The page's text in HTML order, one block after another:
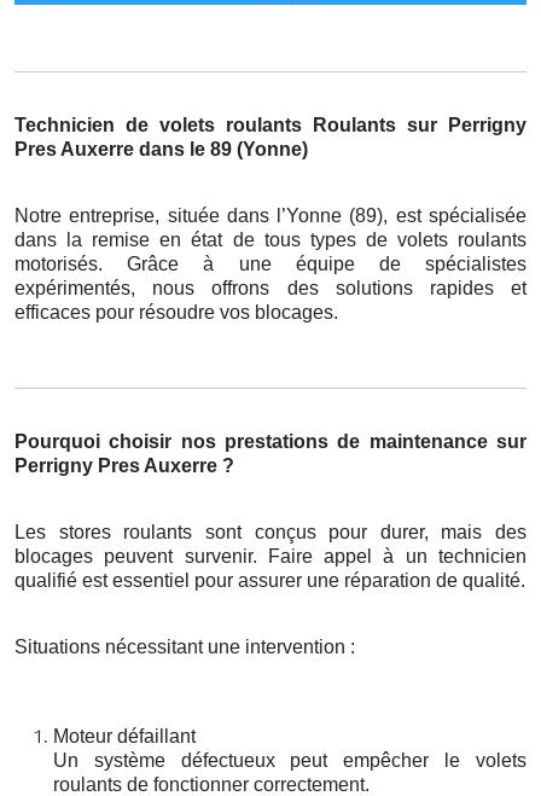
Technicien de volets roulants Roulants sur Perrigny
Pres Auxerre dans le 89 (Yonne)
Notre entreprise, située dans l’Yonne (89), est spécialisée
dans la remise en état de tous types de volets roulants
motorisés. Grâce à une équipe de spécialistes
expérimentés, nous offrons des solutions rapides et
efficaces pour résoudre vos blocages.
Pourquoi choisir nos prestations de maintenance sur
Perrigny Pres Auxerre ?
Les stores roulants sont conçus pour durer, mais des
blocages peuvent survenir. Faire appel à un technicien
qualifié est essentiel pour assurer une réparation de qualité.
Situations nécessitant une intervention :
Moteur défaillant
Un système défectueux peut empêcher le volets
roulants de fonctionner correctement.